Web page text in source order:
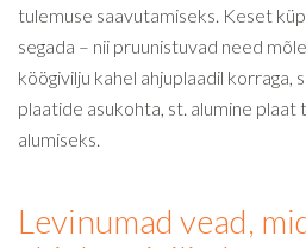
tulemuse saavutamiseks. Keset
segada – nii pruunistuvad need
köögivilju kahel ahjuplaadil korraga,
plaatide asukohta, st. alumine plaat
alumiseks.
Levinumad vead,